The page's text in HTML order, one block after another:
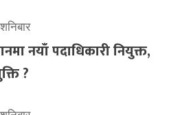
नयाँ पदाधिकारी नियुक्त,
?